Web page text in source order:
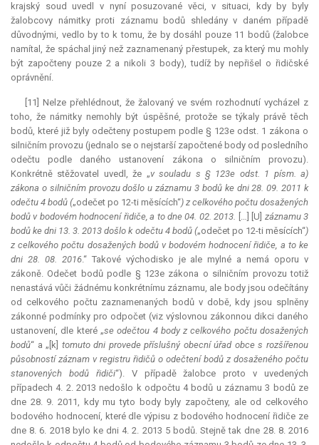
krajský soud uvedl v nyní posuzované věci, v situaci, kdy by byly
žalobcovy námitky proti záznamu bodů shledány v daném případě
důvodnými, vedlo by to k tomu, že by dosáhl pouze 11 bodů (žalobce
namítal, že spáchal jiný než zaznamenaný přestupek, za který mu mohly
být započteny pouze 2 a nikoli 3 body), tudíž by nepřišel o řidičské
oprávnění.
[11] Nelze přehlédnout, že žalovaný ve svém rozhodnutí vycházel z
toho, že námitky nemohly být úspěšné, protože se týkaly právě těch
bodů, které již byly odečteny postupem podle § 123e odst. 1 zákona o
silničním provozu (jednalo se o nejstarší započtené body od posledního
odečtu podle daného ustanovení zákona o silničním provozu).
Konkrétně stěžovatel uvedl, že „v souladu s § 123e odst. 1 písm. a)
zákona o silničním provozu došlo u záznamu 3 bodů ke dni 28. 09. 2011 k
odečtu 4 bodů („odečet po 12-ti měsících“) z celkového počtu dosažených
bodů v bodovém hodnocení řidiče, a to dne 04. 02. 2013. […] [U] záznamu 3
bodů ke dni 13. 3. 2013 došlo k odečtu 4 bodů („odečet po 12-ti měsících“)
z celkového počtu dosažených bodů v bodovém hodnocení řidiče, a to ke
dni 28. 08. 2016.“ Takové východisko je ale mylné a nemá oporu v
zákoně. Odečet bodů podle § 123e zákona o silničním provozu totiž
nenastává vůči žádnému konkrétnímu záznamu, ale body jsou odečítány
od celkového počtu zaznamenaných bodů v době, kdy jsou splněny
zákonné podmínky pro odpočet (viz výslovnou zákonnou dikci daného
ustanovení, dle které „se odečtou 4 body z celkového počtu dosažených
bodů“ a „[k] tomuto dni provede příslušný obecní úřad obce s rozšířenou
působností záznam v registru řidičů o odečtení bodů z dosaženého počtu
stanovených bodů řidiči“). V případě žalobce proto v uvedených
případech 4. 2. 2013 nedošlo k odpočtu 4 bodů u záznamu 3 bodů ze
dne 28. 9. 2011, kdy mu tyto body byly započteny, ale od celkového
bodového hodnocení, které dle výpisu z bodového hodnocení řidiče ze
dne 8. 6. 2018 bylo ke dni 4. 2. 2013 5 bodů. Stejně tak dne 28. 8. 2016